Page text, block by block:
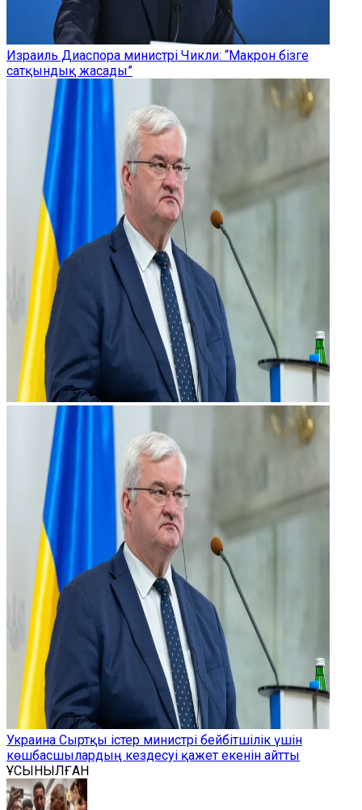
Израиль Диаспора министрі Чикли: “Макрон бізге
сатқындық жасады”
Украина Сыртқы істер министрі бейбітшілік үшін
көшбасшылардың кездесуі қажет екенін айтты
ҰСЫНЫЛҒАН